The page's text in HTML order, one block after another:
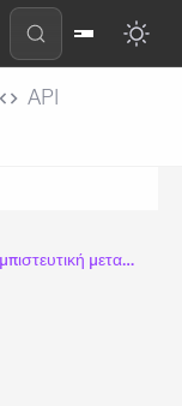
API
Εμπιστευτική μεταφορά